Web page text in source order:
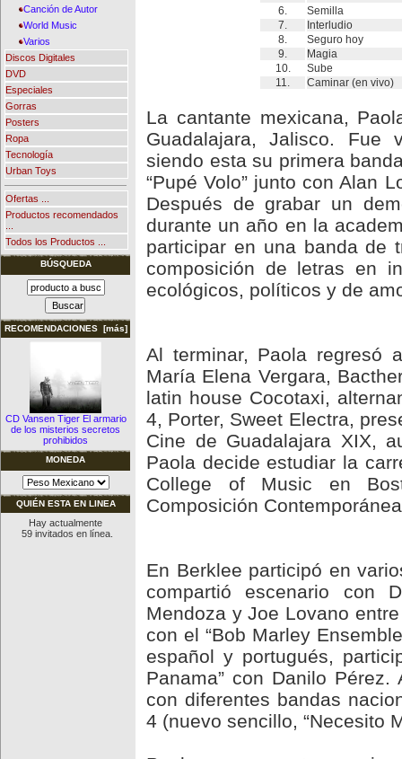
Canción de Autor
World Music
Varios
Discos Digitales
DVD
Especiales
Gorras
Posters
Ropa
Tecnología
Urban Toys
Ofertas ...
Productos recomendados
Todos los Productos ...
BÚSQUEDA
RECOMENDACIONES [más]
CD Vansen Tiger El armario
de los misterios secretos
prohibidos
MONEDA
QUIÉN ESTA EN LINEA
Hay actualmente
59 invitados en línea.
6.
Semilla
7.
Interludio
8.
Seguro hoy
9.
Magia
10.
Sube
11.
Caminar (en vivo)
La cantante mexicana,
Guadalajara, Jalisco. Fue
siendo esta su primera
“Pupé Volo” junto con Alan
Después de grabar un
durante un año en la
participar en una banda de
composición de letras en
ecológicos, políticos y de
Al terminar, Paola regresó
María Elena Vergara,
latin house Cocotaxi,
4, Porter, Sweet Electra,
Cine de Guadalajara XIX,
Paola decide estudiar la
College of Music en
Composición
En Berklee participó en
compartió escenario con
Mendoza y Joe Lovano
con el “Bob Marley
español y portugués,
Panama” con Danilo
con diferentes bandas
4 (nuevo sencillo, “Necesito